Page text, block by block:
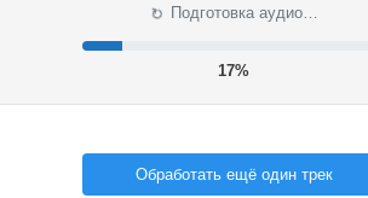
⟳ Подготовка аудио…
18%
Обработать ещё один трек